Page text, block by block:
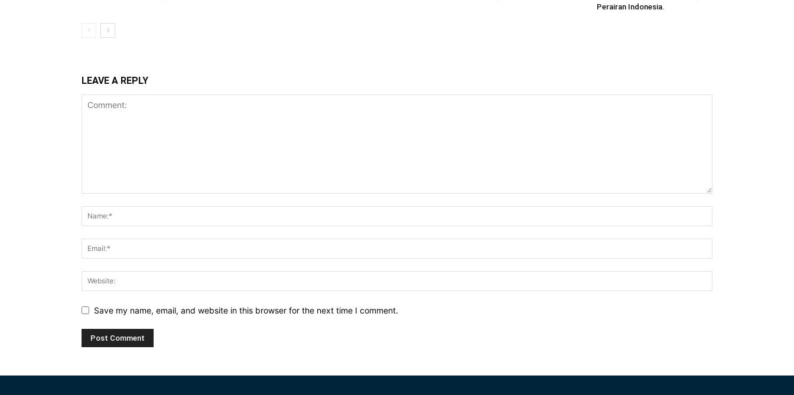
Perairan Indonesia.
LEAVE A REPLY
Save my name, email, and website in this browser for the next time I comment.